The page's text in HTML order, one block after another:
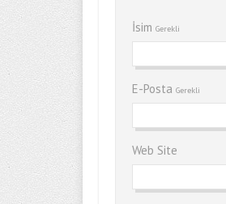
İsim Gerekli
E-Posta Gerekli
Web Site